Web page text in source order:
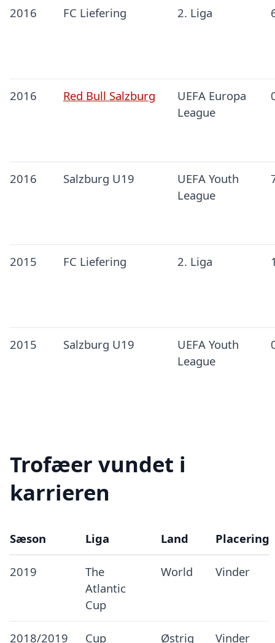
2016 FC Liefering 2. Liga
2016 Red Bull Salzburg
UEFA Europa
League
2016 Salzburg U19
UEFA Youth
League
2015 FC Liefering 2. Liga
2015 Salzburg U19
UEFA Youth
League
Trofæer vundet i
karrieren
Sæson Liga Land Placering
2019
The
Atlantic
Cup
World Vinder
2018/2019 Cup Østrig Vinder